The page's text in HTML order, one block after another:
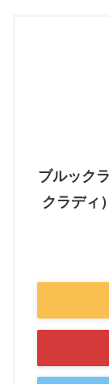
ブルック
クラディ